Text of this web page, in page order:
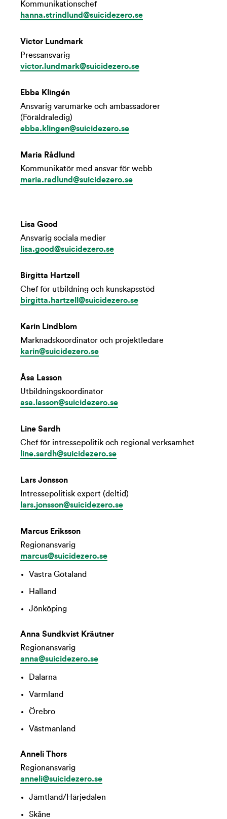
Kommunikationschef
hanna.strindlund@suicidezero.se
Victor Lundmark
Pressansvarig
victor.lundmark@suicidezero.se
Ebba Klingén
Ansvarig varumärke och ambassadörer
(Föräldraledig)
ebba.klingen@suicidezero.se
Maria Rådlund
Kommunikatör med ansvar för webb
maria.radlund@suicidezero.se
Lisa Good
Ansvarig sociala medier
lisa.good@suicidezero.se
Birgitta Hartzell
Chef för utbildning och kunskapsstöd
birgitta.hartzell@suicidezero.se
Karin Lindblom
Marknadskoordinator och projektledare
karin@suicidezero.se
Åsa Lasson
Utbildningskoordinator
asa.lasson@suicidezero.se
Line Sardh
Chef för intressepolitik och regional verksamhet
line.sardh@suicidezero.se
Lars Jonsson
Intressepolitisk expert (deltid)
lars.jonsson@suicidezero.se
Marcus Eriksson
Regionansvarig
marcus@suicidezero.se
Västra Götaland
Halland
Jönköping
Anna Sundkvist Kräutner
Regionansvarig
anna@suicidezero.se
Dalarna
Värmland
Örebro
Västmanland
Anneli Thors
Regionansvarig
anneli@suicidezero.se
Jämtland/Härjedalen
Skåne